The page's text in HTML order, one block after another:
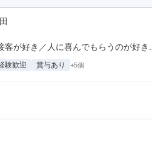
が好き／人に喜んでもらうのが好き...
験歓迎 賞与あり +5個